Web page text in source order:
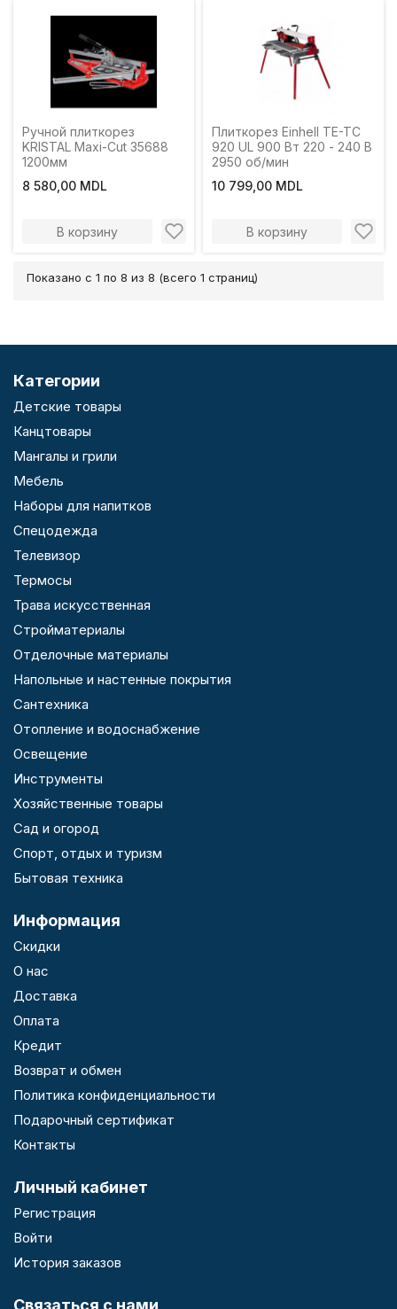
Ручной плиткорез
KRISTAL Maxi-Cut 35688
1200мм
8 580,00 MDL
В корзину
Плиткорез Einhell TE-TC
920 UL 900 Вт 220 - 240 В
2950 об/мин
10 799,00 MDL
В корзину
Показано с 1 по 8 из 8 (всего 1 страниц)
Категории
Детские товары
Канцтовары
Мангалы и грили
Мебель
Наборы для напитков
Спецодежда
Телевизор
Термосы
Трава искусственная
Стройматериалы
Отделочные материалы
Напольные и настенные покрытия
Сантехника
Отопление и водоснабжение
Освещение
Инструменты
Хозяйственные товары
Сад и огород
Спорт, отдых и туризм
Бытовая техника
Информация
Скидки
О нас
Доставка
Оплата
Кредит
Возврат и обмен
Политика конфиденциальности
Подарочный сертификат
Контакты
Личный кабинет
Регистрация
Войти
История заказов
Связаться с нами